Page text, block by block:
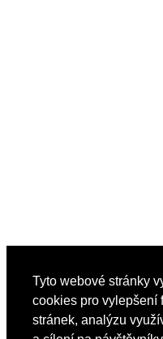
Tyto webové stránky
cookies pro vylepšení
stránek, analýzu